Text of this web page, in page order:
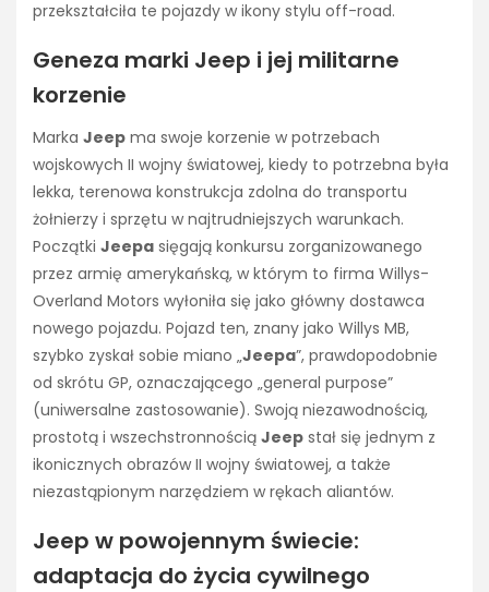
przekształciła te pojazdy w ikony stylu off-road.
Geneza marki Jeep i jej militarne
korzenie
Marka Jeep ma swoje korzenie w potrzebach
wojskowych II wojny światowej, kiedy to potrzebna była
lekka, terenowa konstrukcja zdolna do transportu
żołnierzy i sprzętu w najtrudniejszych warunkach.
Początki Jeepa sięgają konkursu zorganizowanego
przez armię amerykańską, w którym to firma Willys-
Overland Motors wyłoniła się jako główny dostawca
nowego pojazdu. Pojazd ten, znany jako Willys MB,
szybko zyskał sobie miano „Jeepa”, prawdopodobnie
od skrótu GP, oznaczającego „general purpose”
(uniwersalne zastosowanie). Swoją niezawodnością,
prostotą i wszechstronnością Jeep stał się jednym z
ikonicznych obrazów II wojny światowej, a także
niezastąpionym narzędziem w rękach aliantów.
Jeep w powojennym świecie:
adaptacja do życia cywilnego